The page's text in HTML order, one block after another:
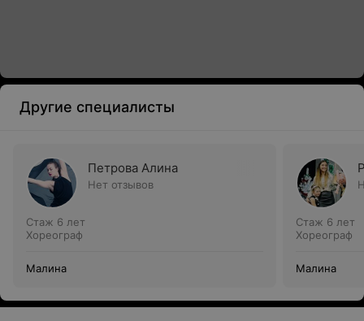
Другие специалисты
Петрова Алина
Нет отзывов
Стаж 6 лет
Хореограф
Малина
Стаж 6 лет
Хореограф
Малина